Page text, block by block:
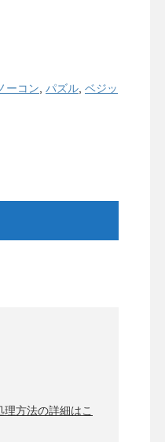
ーコン パズル ベジッ
理方法の詳細はこ